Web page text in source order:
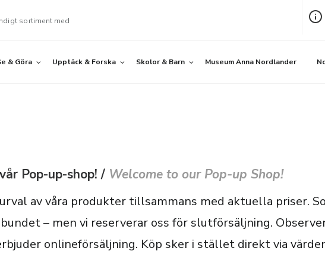
sortiment med
& Göra Upptäck & Forska Skolor & Barn Museum Anna Nordlander
Pop-up-shop! /Welcome to our Pop-up Shop!
av våra produkter tillsammans med aktuella priser.
– men vi reserverar oss för slutförsäljning.
onlineförsäljning. Köp sker i stället direkt via